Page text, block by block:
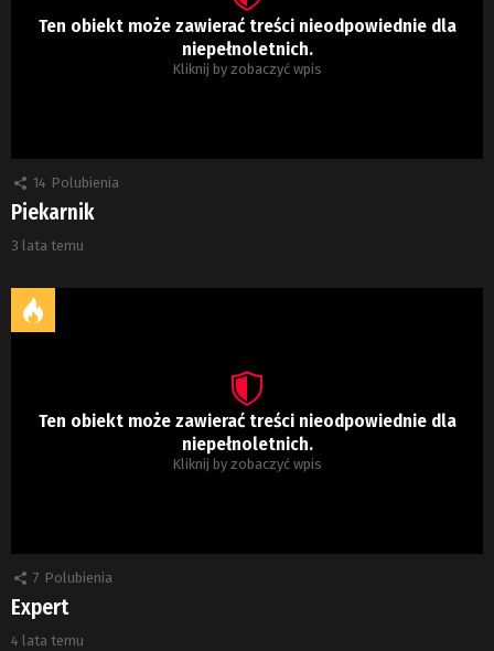
Ten obiekt może zawierać treści nieodpowiednie dla
niepełnoletnich.
Kliknij by zobaczyć wpis
14 Polubienia
Piekarnik
3 lata temu
Ten obiekt może zawierać treści nieodpowiednie dla
niepełnoletnich.
Kliknij by zobaczyć wpis
7 Polubienia
Expert
4 lata temu